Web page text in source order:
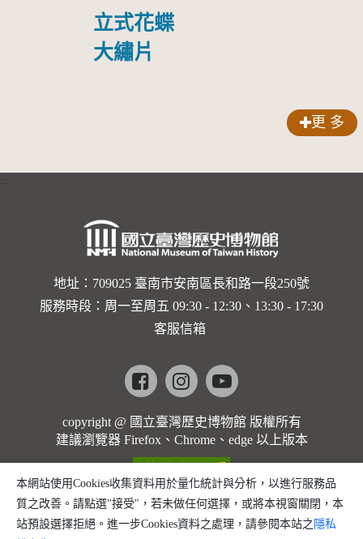
立式花蝶
大繡片
更 多
地址：709025 臺南市安南區長和路一段250號
服務時段：周一至周五 09:30 - 12:30、13:30 - 17:30
客服信箱
Facebookinstagramyoutube
copyright @ 國立臺灣歷史博物館 版權所有
建議瀏覽器 Firefox、Chrome、edge 以上版本
本網站使用Cookies收集資料用於量化統計與分析，以進行服務品
質之改善。請點選"接受"，若未做任何選擇，或將本視窗關閉，本
站預設選擇拒絕。進一步Cookies資料之處理，請參閱本站之 隱私